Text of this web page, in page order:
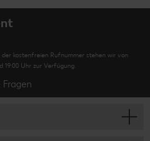
der kostenfreien Rufnummer stehen wir von
19:00 Uhr zur Verfügung.